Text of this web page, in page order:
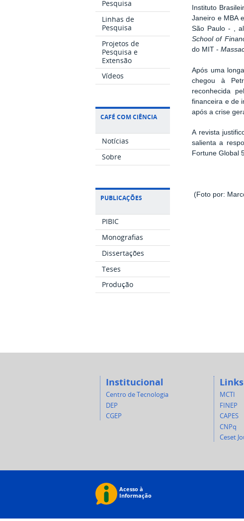
Pesquisa
Linhas de
Pesquisa
Projetos de
Pesquisa e
Extensão
Vídeos
CAFÉ COM CIÊNCIA
Notícias
Sobre
PUBLICAÇÕES
PIBIC
Monografias
Dissertações
Teses
Produção
Instituto
Janeiro e MBA
São Paulo - ,
School of
do MIT -
Após uma
chegou à
reconhecida
financeira e de
após a crise
A revista
salienta a
Fortune Global
(Foto por:
Institucional
Centro de Tecnologia
DEP
CGEP
Links
MCTI
FINEP
CAPES
CNPq
Ceset